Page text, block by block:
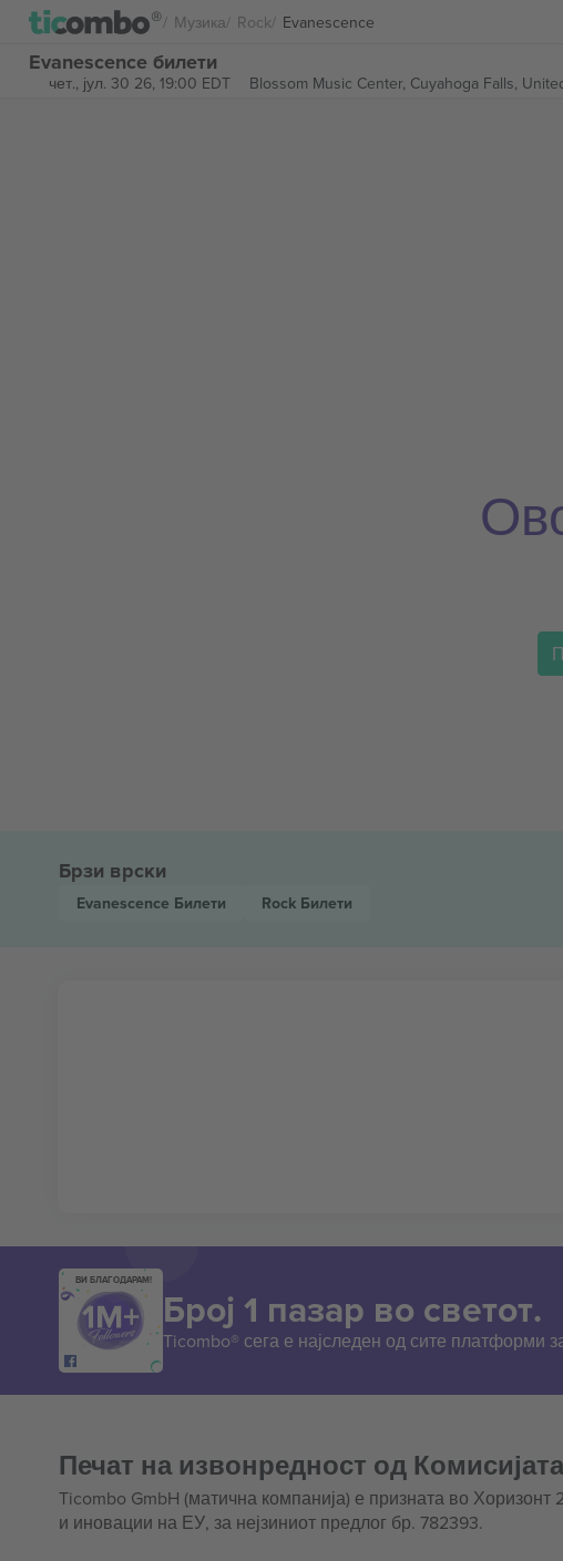
Музика Rock Evanescence
Evanescence билети
чет., јул. 30 26, 19:00 EDT Blossom Music Center, Cuyahoga Falls,
Брзи врски
Evanescence Билети Rock Билети
ВИ БЛАГОДАРАМ!
Број 1 пазар во светот.
Ticombo® сега е најследен од сите
Печат на извонредност од
Ticombo GmbH (матична компанија) е призната во
и иновации на ЕУ, за нејзиниот предлог бр. 782393.